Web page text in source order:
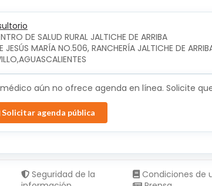
DE SALUD RURAL JALTICHE DE ARRIBA
JESÚS MARÍA NO.506, RANCHERÍA JALTICHE DE
aún no ofrece agenda en línea. Solicite
Solicitar agenda pública
Seguridad de la
Condiciones de